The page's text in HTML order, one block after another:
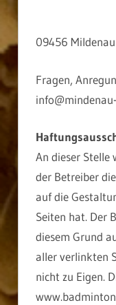
09456 Mildenau
Fragen,
An dieser
der Betreiber
auf die
Seiten hat. Der
diesem Grund
aller verlinkten
nicht zu Eigen.